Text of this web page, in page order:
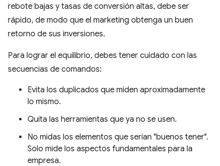
rebote bajas y tasas de conversión altas, debe ser
rápido, de modo que el marketing obtenga un buen
retorno de sus inversiones.
Para lograr el equilibrio, debes tener cuidado con las
secuencias de comandos:
Evita los duplicados que miden aproximadamente
lo mismo.
Quita las herramientas que ya no se usen.
No midas los elementos que serían "buenos tener".
Solo mide los aspectos fundamentales para la
empresa.